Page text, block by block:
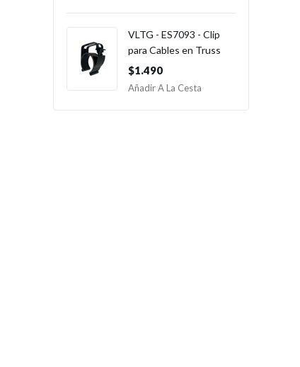
VLTG - ES7093 - Clip
para Cables en Truss
$1.490
Añadir A La Cesta